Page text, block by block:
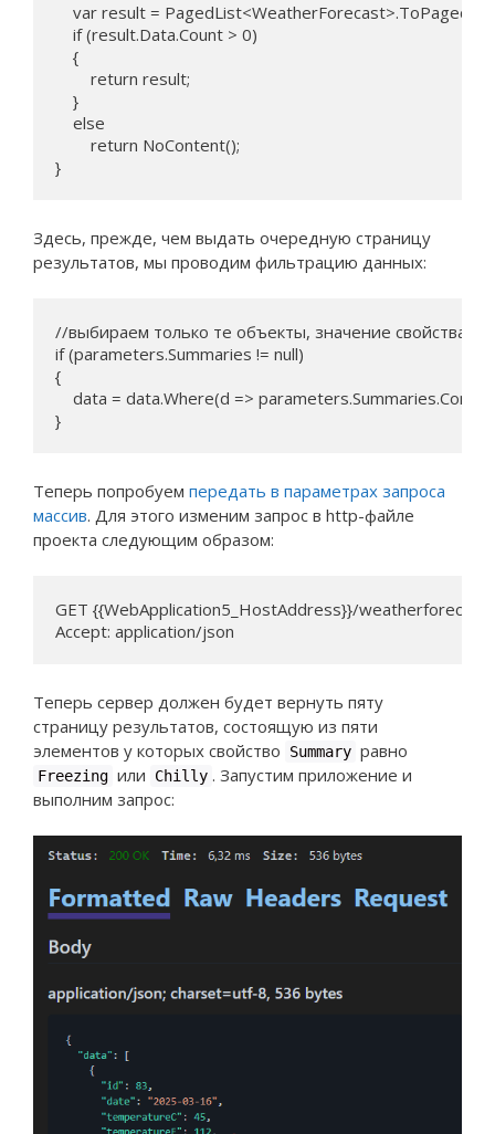
var result =
    if (result.Data.Count > 0)
    {
        return result;
    }
    else
        return NoContent();
}
Здесь, прежде, чем выдать очередную страницу
результатов, мы проводим фильтрацию данных:
//выбираем только те объекты, значение свойства
if (parameters.Summaries != null)
{
data = data.Where(d =>
}
Теперь попробуем передать в параметрах запроса
массив. Для этого изменим запрос в http-файле
проекта следующим образом:
GET {{WebApplication5_HostAddress}}/
Accept: application/json
Теперь сервер должен будет вернуть пяту
страницу результатов, состоящую из пяти
элементов у которых свойство
Summary равно
Freezing или Chilly . Запустим приложение и
выполним запрос: